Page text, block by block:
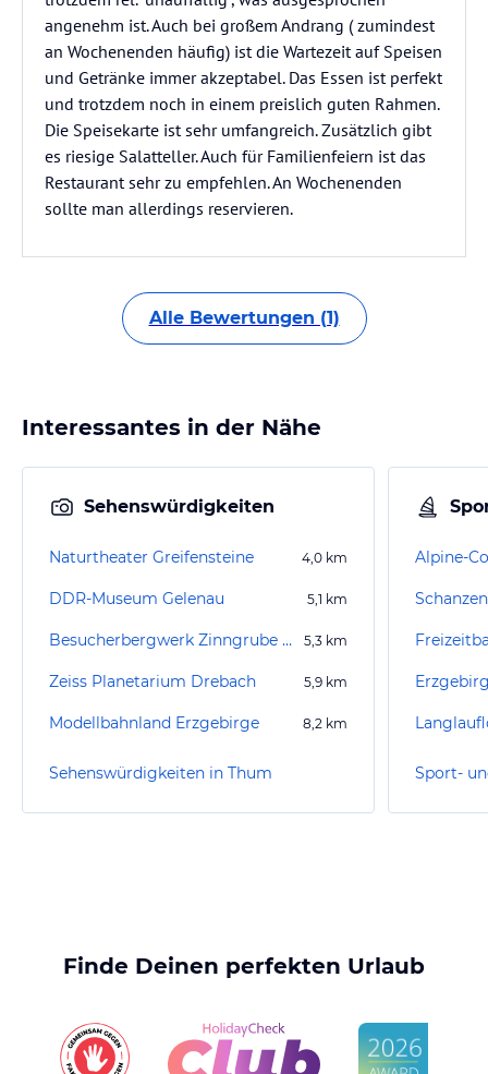
angenehm ist. Auch bei großem Andrang ( zumindest
an Wochenenden häufig) ist die Wartezeit auf Speisen
und Getränke immer akzeptabel. Das Essen ist perfekt
und trotzdem noch in einem preislich guten Rahmen.
Die Speisekarte ist sehr umfangreich. Zusätzlich gibt
es riesige Salatteller. Auch für Familienfeiern ist das
Restaurant sehr zu empfehlen. An Wochenenden
sollte man allerdings reservieren.
Alle Bewertungen (1)
Interessantes in der Nähe
Sehenswürdigkeiten
Naturtheater Greifensteine 4,0 km
DDR-Museum Gelenau 5,1 km
Besucherbergwerk Zinngrube Ehrenfriedersdorf 5,3 km
Zeiss Planetarium Drebach 5,9 km
Modellbahnland Erzgebirge 8,2 km
Sehenswürdigkeiten in Thum Sport-
Finde Deinen perfekten Urlaub